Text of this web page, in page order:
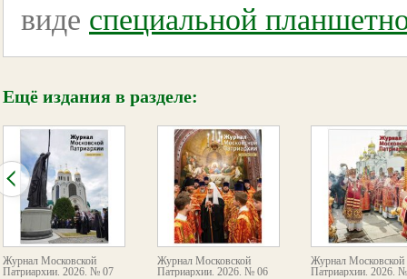
виде специальной
Ещё издания в разделе:
Журнал Московской
Патриархии. 2026. № 07
Журнал Московской
Патриархии. 2026. № 06
Журнал Московской
Патриархии. 2026.